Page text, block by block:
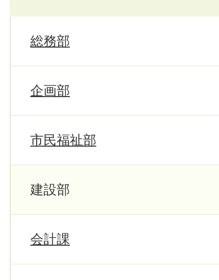
総務部
企画部
市民福祉部
建設部
会計課